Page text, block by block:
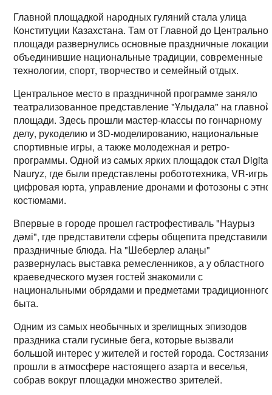
Главной площадкой народных гуляний стала улица
Конституции Казахстана. Там от Главной до
площади развернулись основные праздничные локации,
объединившие национальные традиции, современные
технологии, спорт, творчество и семейный отдых.
Центральное место в праздничной программе заняло
театрализованное представление "Ұлыдала" на главной
площади. Здесь прошли мастер-классы по гончарному
делу, рукоделию и 3D-моделированию, национальные
спортивные игры, а также молодежная и ретро-
программы. Одной из самых ярких площадок стал Digital
Nauryz, где были представлены робототехника, VR-
цифровая юрта, управление дронами и фотозоны с
костюмами.
Впервые в городе прошел гастрофестиваль "Наурыз
дәмі", где представители сферы общепита представили
праздничные блюда. На "Шеберлер алаңы"
развернулась выставка ремесленников, а у областного
краеведческого музея гостей знакомили с
национальными обрядами и предметами традиционного
быта.
Одним из самых необычных и зрелищных эпизодов
праздника стали гусиные бега, которые вызвали
большой интерес у жителей и гостей города. Состязания
прошли в атмосфере настоящего азарта и веселья,
собрав вокруг площадки множество зрителей.